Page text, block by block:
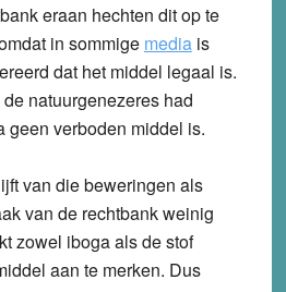
eraan hechten dit op te
in sommige mediais
dat het middel legaal is.
natuurgenezeres had
geen verboden middel is.
van die beweringen als
van de rechtbank weinig
zowel iboga als de stof
aan te merken. Dus